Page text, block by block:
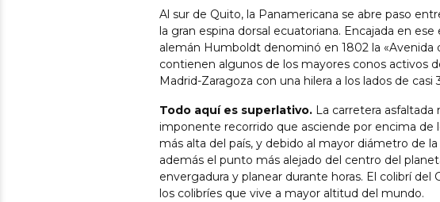
Al sur de Quito, la Panamericana se abre paso
la gran espina dorsal ecuatoriana. Encajada en
alemán Humboldt denominó en 1802 la «Avenida
contienen algunos de los mayores conos activos
Madrid-Zaragoza con una hilera a los lados de casi
Todo aquí es superlativo. La carretera
imponente recorrido que asciende por encima de
más alta del país, y debido al mayor diámetro de
además el punto más alejado del centro del
envergadura y planear durante horas. El colibrí
los colibríes que vive a mayor altitud del mundo.